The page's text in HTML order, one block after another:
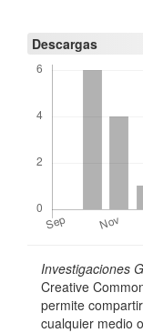
u
Descargas
Detalles
del
artículo
Investigaciones
Creative
permite
cualquier medio